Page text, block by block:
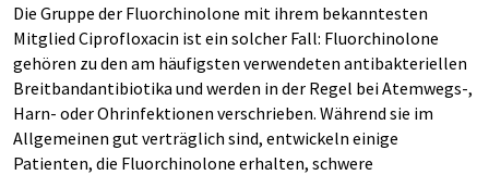
Die Gruppe der Fluorchinolone mit ihrem bekanntesten
Mitglied Ciprofloxacin ist ein solcher Fall: Fluorchinolone
gehören zu den am häufigsten verwendeten antibakteriellen
Breitbandantibiotika und werden in der Regel bei Atemwegs-,
Harn- oder Ohrinfektionen verschrieben. Während sie im
Allgemeinen gut verträglich sind, entwickeln einige
Patienten, die Fluorchinolone erhalten, schwere